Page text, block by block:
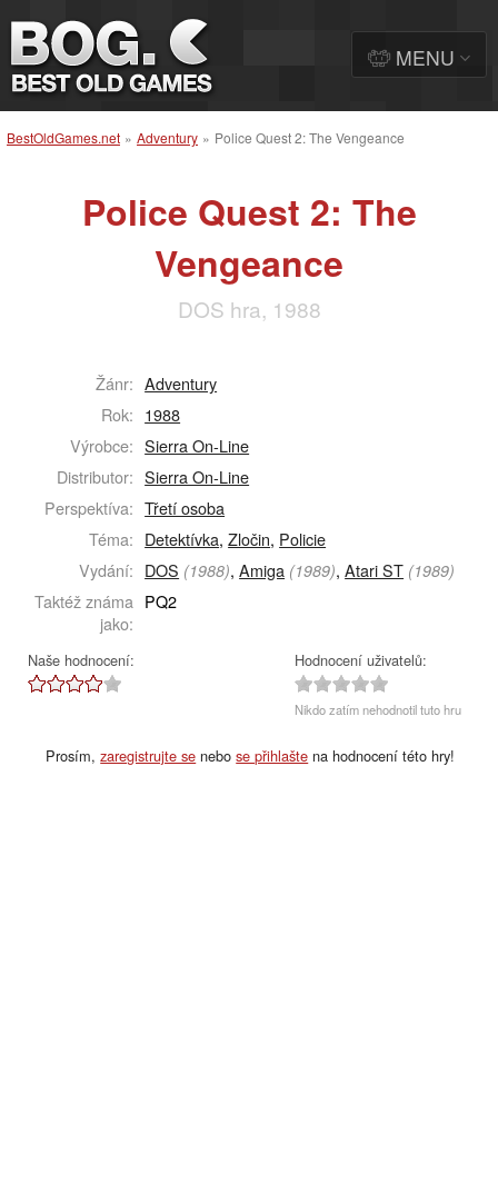
BestOldGames.net » Adventury » Police Quest 2: The Vengeance
Police Quest 2: The
Vengeance
DOS hra, 1988
Žánr: Adventury
Rok: 1988
Výrobce: Sierra On-Line
Distributor: Sierra On-Line
Perspektíva: Třetí osoba
Téma: Detektívka,Zločin, Policie
Vydání: DOS (1988),Amiga (1989),Atari ST (1989)
Taktéž známa
jako:
PQ2
Naše hodnocení: Hodnocení uživatelů:
Nikdo zatím nehodnotil tuto hru
Prosím,zaregistrujte se nebose přihlašte na hodnocení této hry!
MENU